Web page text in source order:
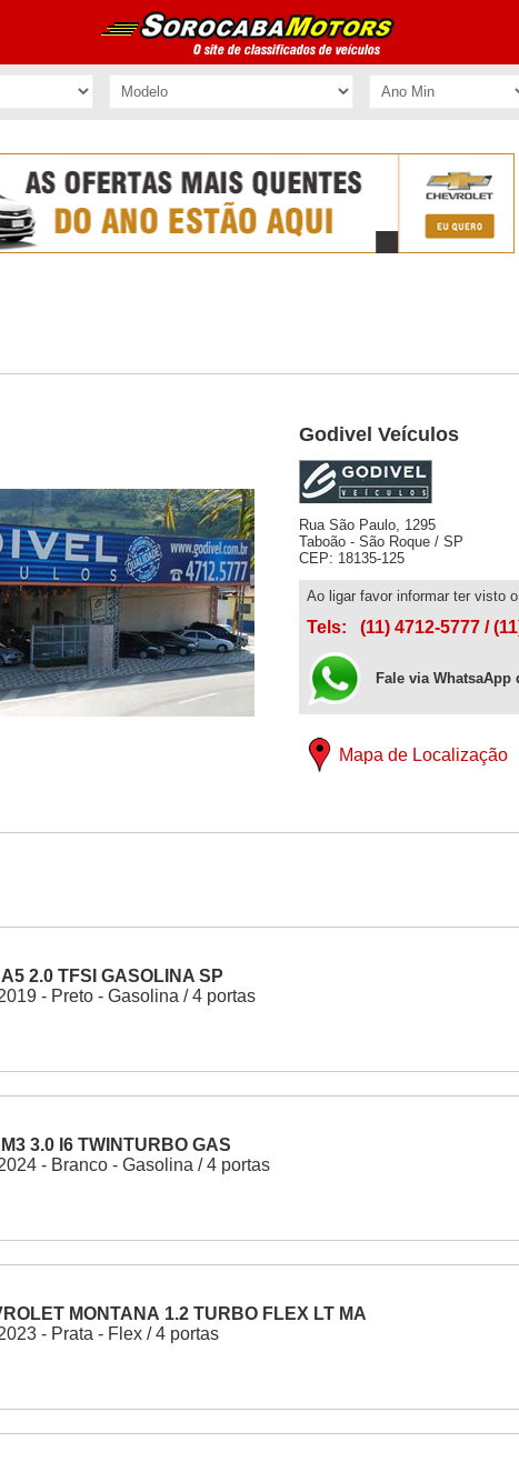
Godivel Veículos
Rua São Paulo, 1295
Taboão - São Roque / SP
CEP: 18135-125
Ao ligar favor informar ter visto
Tels: (11) 4712-5777 /
Fale via WhatsaApp
Mapa de Localização
2.0 TFSI GASOLINA SP
- Preto - Gasolina / 4 portas
3.0 I6 TWINTURBO GAS
- Branco - Gasolina / 4 portas
MONTANA 1.2 TURBO FLEX LT MA
- Prata - Flex / 4 portas